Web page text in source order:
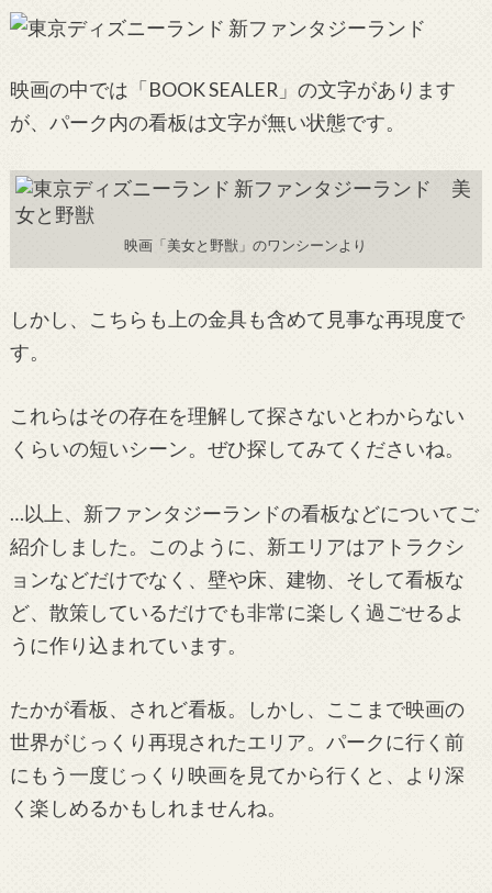
映画の中では「BOOK SEALER」の文字があります
が、パーク内の看板は文字が無い状態です。
映画「美女と野獣」のワンシーンより
しかし、こちらも上の金具も含めて見事な再現度で
す。
これらはその存在を理解して探さないとわからない
くらいの短いシーン。ぜひ探してみてくださいね。
…以上、新ファンタジーランドの看板などについてご
紹介しました。このように、新エリアはアトラクシ
ョンなどだけでなく、壁や床、建物、そして看板な
ど、散策しているだけでも非常に楽しく過ごせるよ
うに作り込まれています。
たかが看板、されど看板。しかし、ここまで映画の
世界がじっくり再現されたエリア。パークに行く前
にもう一度じっくり映画を見てから行くと、より深
く楽しめるかもしれませんね。